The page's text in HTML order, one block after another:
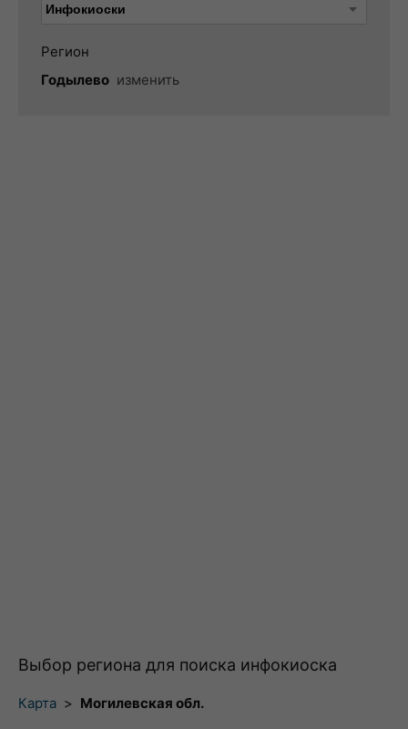
Регион
Годылево изменить
Выбор региона для поиска инфокиоска
Карта > Могилевская обл.